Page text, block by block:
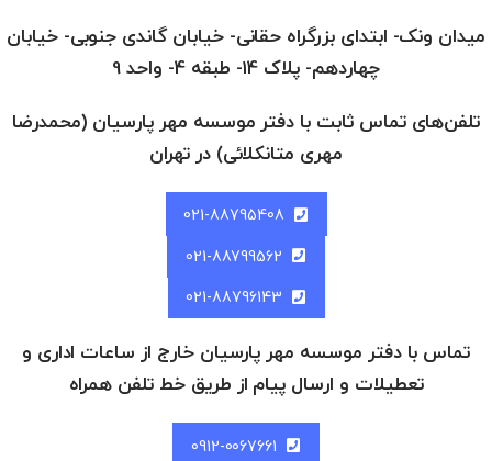
میدان ونک- ابتدای بزرگراه حقانی- خیابان گاندی جنوبی- خیابان
چهاردهم- پلاک 14- طبقه 4- واحد 9
تلفن‌های تماس ثابت با دفتر موسسه مهر پارسیان (محمدرضا
مهری متانکلائی) در تهران
021-88795408
021-88799562
021-88796143
تماس با دفتر موسسه مهر پارسیان خارج از ساعات اداری و
تعطیلات و ارسال پیام از طریق خط تلفن همراه
0912-0067661